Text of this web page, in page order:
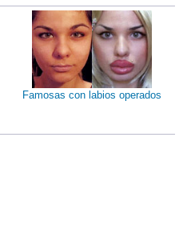
Famosas con labios operados